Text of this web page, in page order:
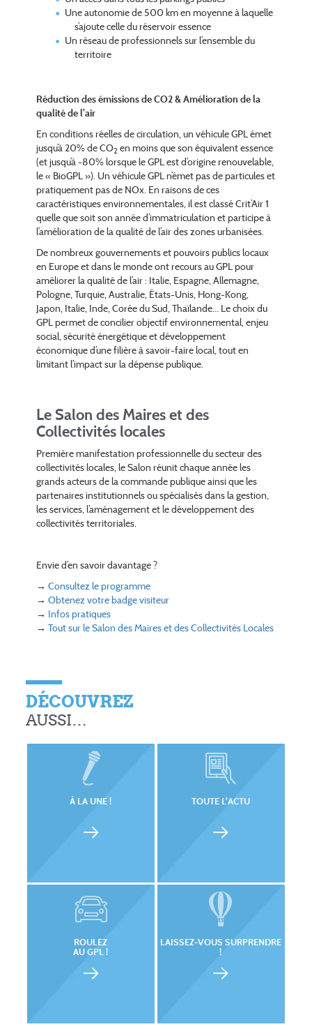
Une autonomie de 500 km en moyenne à laquelle
s’ajoute celle du réservoir essence
Un réseau de professionnels sur l’ensemble du
territoire
Réduction des émissions de CO2 & Amélioration de la
qualité de l’air
En conditions réelles de circulation, un véhicule GPL émet
jusqu’à 20% de CO2 en moins que son équivalent essence
(et jusqu’à -80% lorsque le GPL est d’origine renouvelable,
le « BioGPL »). Un véhicule GPL n’émet pas de particules et
pratiquement pas de NOx. En raisons de ces
caractéristiques environnementales, il est classé Crit’Air 1
quelle que soit son année d’immatriculation et participe à
l’amélioration de la qualité de l’air des zones urbanisées.
De nombreux gouvernements et pouvoirs publics locaux
en Europe et dans le monde ont recours au GPL pour
améliorer la qualité de l’air : Italie, Espagne, Allemagne,
Pologne, Turquie, Australie, États-Unis, Hong-Kong,
Japon, Italie, Inde, Corée du Sud, Thaïlande… Le choix du
GPL permet de concilier objectif environnemental, enjeu
social, sécurité énergétique et développement
économique d’une filière à savoir-faire local, tout en
limitant l’impact sur la dépense publique.
Le Salon des Maires et des
Collectivités locales
Première manifestation professionnelle du secteur des
collectivités locales, le Salon réunit chaque année les
grands acteurs de la commande publique ainsi que les
partenaires institutionnels ou spécialisés dans la gestion,
les services, l’aménagement et le développement des
collectivités territoriales.
Envie d’en savoir davantage ?
→Consultez le programme
→Obtenez votre badge visiteur
→ Infos pratiques
→Tout sur le Salon des Maires et des Collectivités Locales
DÉCOUVREZ
AUSSI…
À LA UNE ! TOUTE L'ACTU
ROULEZ
AU GPL !
LAISSEZ-VOUS SURPRENDRE
!